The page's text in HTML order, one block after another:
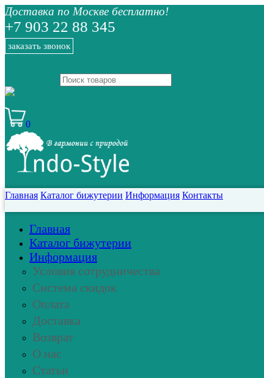
Доставка по Москве бесплатно!
+7 903 22 88 345
заказать звонок
0
Главная Каталог бижутерии Информация Контакты
Главная
Каталог бижутерии
Информация
Условия сотрудничества
Система скидок
Оплата
Доставка
Возврат
О нас
Статьи